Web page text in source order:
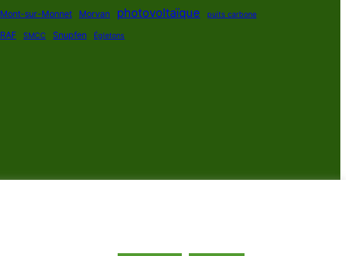
Mont-sur-Monnet
Morvan photovoltaïque puits carbone
RAF SMCC Snupfen Égletons